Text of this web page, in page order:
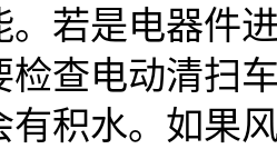
。若是电器件
检查电动清扫
有积水。如果